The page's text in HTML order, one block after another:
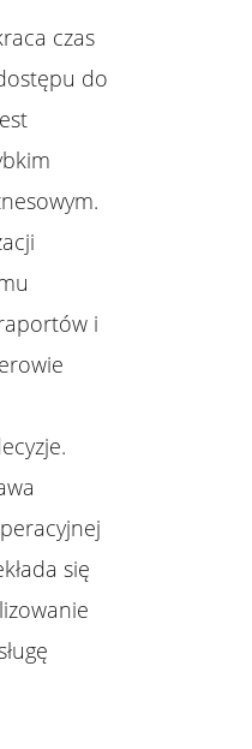
czas
do
i
się